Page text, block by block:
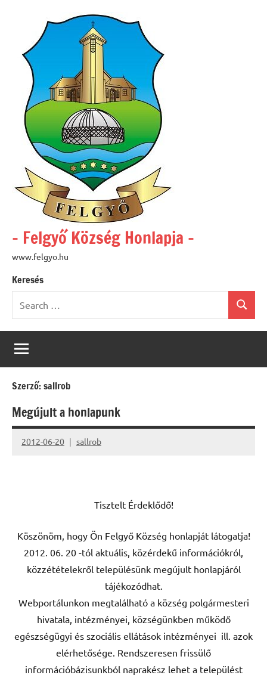
– Felgyő Község Honlapja –
www.felgyo.hu
Keresés
for:
Search
Szerző:sallrob
Megújult a honlapunk
2012-06-20 sallrob
Tisztelt Érdeklődő!
Köszönöm, hogy Ön Felgyő Község honlapját látogatja!
2012. 06. 20 -tól aktuális, közérdekű információkról,
közzétételekről településünk megújult honlapjáról
tájékozódhat.
Webportálunkon megtalálható a község polgármesteri
hivatala, intézményei, községünkben működő
egészségügyi és szociális ellátások intézményei ill. azok
elérhetősége. Rendszeresen frissülő
információbázisunkból naprakész lehet a települést